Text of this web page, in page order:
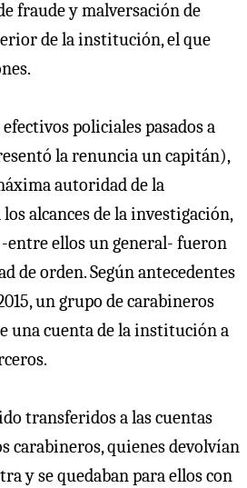
fraude y malversación de
de la institución, el que
policiales pasados a
la renuncia un capitán),
autoridad de la
alcances de la investigación,
entre ellos un general- fueron
de orden. Según antecedentes
un grupo de carabineros
una cuenta de la institución a
transferidos a las cuentas
carabineros, quienes devolvían
y se quedaban para ellos con